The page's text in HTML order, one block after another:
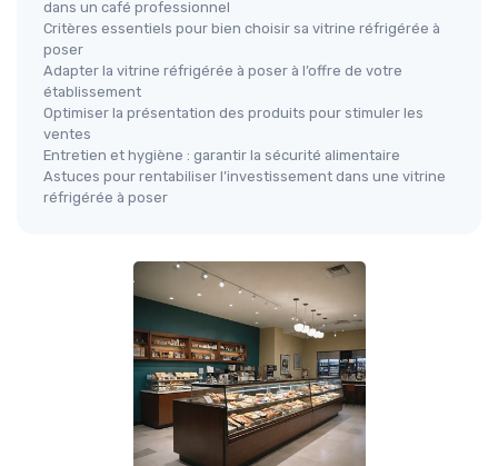
dans un café professionnel
Critères essentiels pour bien choisir sa vitrine réfrigérée à
poser
Adapter la vitrine réfrigérée à poser à l’offre de votre
établissement
Optimiser la présentation des produits pour stimuler les
ventes
Entretien et hygiène : garantir la sécurité alimentaire
Astuces pour rentabiliser l’investissement dans une vitrine
réfrigérée à poser